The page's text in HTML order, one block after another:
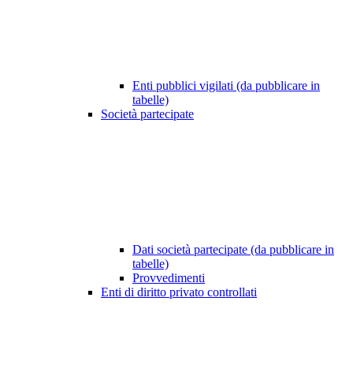
Enti pubblici vigilati (da pubblicare in
tabelle)
Società partecipate
Dati società partecipate (da pubblicare in
tabelle)
Provvedimenti
Enti di diritto privato controllati